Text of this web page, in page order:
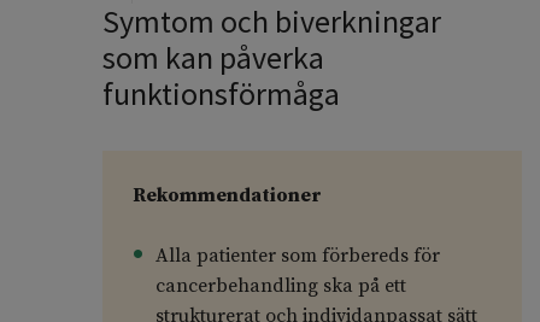
Symtom och biverkningar
som kan påverka
funktionsförmåga
Rekommendationer
Alla patienter som förbereds för
cancerbehandling ska på ett
strukturerat och individanpassat sätt